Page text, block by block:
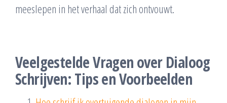
meeslepen in het verhaal dat zich ontvouwt.
Veelgestelde Vragen over Dialoog
Schrijven: Tips en Voorbeelden